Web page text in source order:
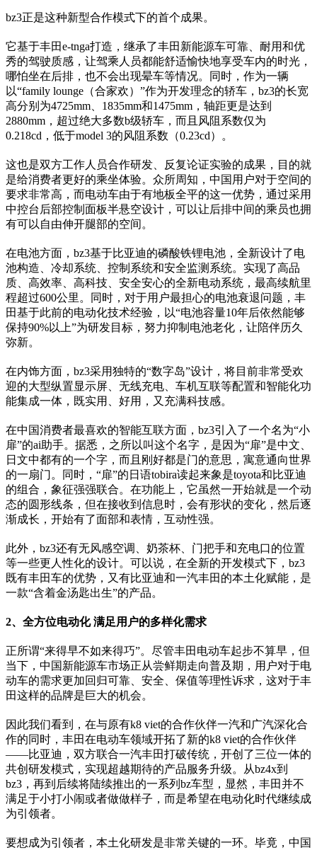
bz3正是这种新型合作模式下的首个成果。
它基于丰田e-tnga打造，继承了丰田新能源车可靠、耐用和优
秀的驾驶质感，让驾乘人员都能舒适愉快地享受车内的时光，
哪怕坐在后排，也不会出现晕车等情况。同时，作为一辆
以“family lounge（合家欢）”作为开发理念的轿车，bz3的长宽
高分别为4725mm、1835mm和1475mm，轴距更是达到
2880mm，超过绝大多数b级轿车，而且风阻系数仅为
0.218cd，低于model 3的风阻系数（0.23cd）。
这也是双方工作人员合作研发、反复论证实验的成果，目的就
是给消费者更好的乘坐体验。众所周知，中国用户对于空间的
要求非常高，而电动车由于有地板全平的这一优势，通过采用
中控台后部控制面板半悬空设计，可以让后排中间的乘员也拥
有可以自由伸开腿部的空间。
在电池方面，bz3基于比亚迪的磷酸铁锂电池，全新设计了电
池构造、冷却系统、控制系统和安全监测系统。实现了高品
质、高效率、高科技、安全安心的全新电动系统，最高续航里
程超过600公里。同时，对于用户最担心的电池衰退问题，丰
田基于此前的电动化技术经验，以“电池容量10年后依然能够
保持90%以上”为研发目标，努力抑制电池老化，让陪伴历久
弥新。
在内饰方面，bz3采用独特的“数字岛”设计，将目前非常受欢
迎的大型纵置显示屏、无线充电、车机互联等配置和智能化功
能集成一体，既实用、好用，又充满科技感。
在中国消费者最喜欢的智能互联方面，bz3引入了一个名为“小
扉”的ai助手。据悉，之所以叫这个名字，是因为“扉”是中文、
日文中都有的一个字，而且刚好都是门的意思，寓意通向世界
的一扇门。同时，“扉”的日语tobira读起来象是toyota和比亚迪
的组合，象征强强联合。在功能上，它虽然一开始就是一个动
态的圆形线条，但在接收到信息时，会有形状的变化，然后逐
渐成长，开始有了面部和表情，互动性强。
此外，bz3还有无风感空调、奶茶杯、门把手和充电口的位置
等一些更人性化的设计。可以说，在全新的开发模式下，bz3
既有丰田车的优势，又有比亚迪和一汽丰田的本土化赋能，是
一款“含着金汤匙出生”的产品。
2、全方位电动化 满足用户的多样化需求
正所谓“来得早不如来得巧”。尽管丰田电动车起步不算早，但
当下，中国新能源车市场正从尝鲜期走向普及期，用户对于电
动车的需求更加回归可靠、安全、保值等理性诉求，这对于丰
田这样的品牌是巨大的机会。
因此我们看到，在与原有k8 viet的合作伙伴一汽和广汽深化合
作的同时，丰田在电动车领域开拓了新的k8 viet的合作伙伴
——比亚迪，双方联合一汽丰田打破传统，开创了三位一体的
共创研发模式，实现超越期待的产品服务升级。从bz4x到
bz3，再到后续将陆续推出的一系列bz车型，显然，丰田并不
满足于小打小闹或者做做样子，而是希望在电动化时代继续成
为引领者。
要想成为引领者，本土化研发是非常关键的一环。毕竟，中国